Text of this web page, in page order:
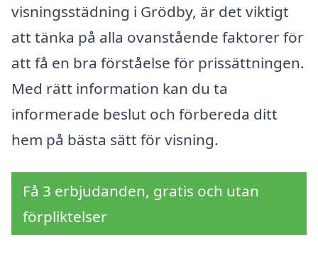
visningsstädning i Grödby, är det viktigt
att tänka på alla ovanstående faktorer för
att få en bra förståelse för prissättningen.
Med rätt information kan du ta
informerade beslut och förbereda ditt
hem på bästa sätt för visning.
Få 3 erbjudanden, gratis och utan
förpliktelser